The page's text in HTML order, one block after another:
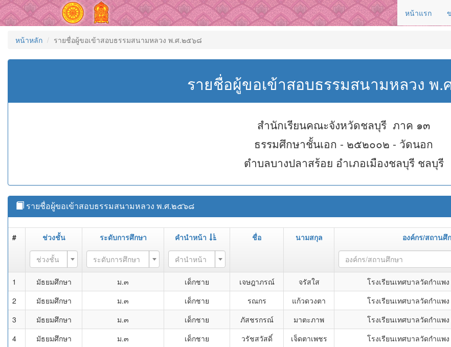
หน้าแรก
หน้าหลัก รายชื่อผู้ขอเข้าสอบธรรมสนามหลวง พ.ศ.๒๕๖๘
รายชื่อผู้ขอเข้าสอบธรรมสนามหลวง พ
สำนักเรียนคณะจังหวัดชลบุรี ภาค ๑๓
ธรรมศึกษาชั้นเอก - ๒๕๒๐๐๒ - วัดนอก
ตำบลบางปลาสร้อย อำเภอเมืองชลบุรี ชลบุรี
รายชื่อผู้ขอเข้าสอบธรรมสนามหลวง พ.ศ.๒๕๖๘
# ช่วงชั้น ระดับการศึกษา คำนำหน้า ชื่อ นามสกุล องค์กร/สถานศึ
ช่วงชั้น ระดับการศึกษา คำนำหน้า องค์กร/สถานศึกษา
1 มัธยมศึกษา ม.๓ เด็กชาย เจษฎาภรณ์ จรัสใส โรงเรียนเทศบาลวัดกำแพ
2
มัธยมศึกษา ม.๓ เด็กชาย รณกร แก้วดวงตา โรงเรียนเทศบาลวัดกำแพ
3
มัธยมศึกษา ม.๓ เด็กชาย ภัสชรกรณ์ มาตะภาพ โรงเรียนเทศบาลวัดกำแพ
4
มัธยมศึกษา ม.๓ เด็กชาย วรัชสวัสดิ์ เจ็ดตาเพชร โรงเรียนเทศบาลวัดกำแพ